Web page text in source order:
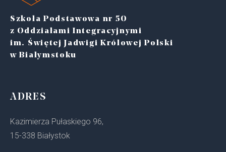
Szkoła Podstawowa nr 50
z Oddziałami Integracyjnymi
im. Świętej Jadwigi Królowej Polski
w Białymstoku
ADRES
Kazimierza Pułaskiego 96,
15-338 Białystok